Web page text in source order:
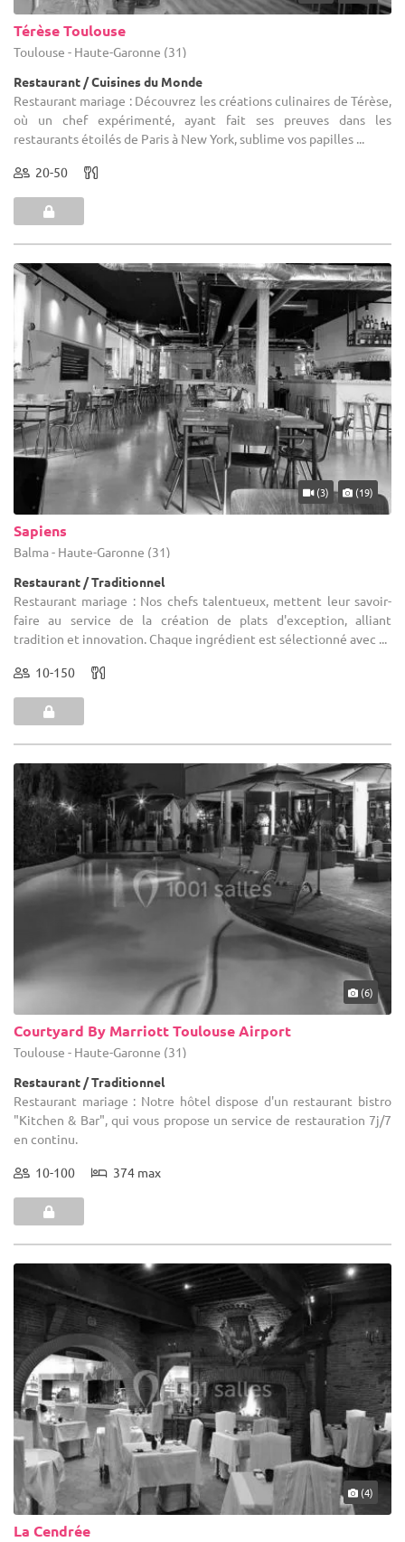
Térèse Toulouse
Toulouse - Haute-Garonne (31)
Restaurant / Cuisines du Monde
Restaurant mariage : Découvrez les créations culinaires de Térèse,
où un chef expérimenté, ayant fait ses preuves dans les
restaurants étoilés de Paris à New York, sublime vos papilles ...
20-50
(3) (19)
Sapiens
Balma - Haute-Garonne (31)
Restaurant / Traditionnel
Restaurant mariage : Nos chefs talentueux, mettent leur savoir-
faire au service de la création de plats d'exception, alliant
tradition et innovation. Chaque ingrédient est sélectionné avec ...
10-150
(6)
Courtyard By Marriott Toulouse Airport
Toulouse - Haute-Garonne (31)
Restaurant / Traditionnel
Restaurant mariage : Notre hôtel dispose d'un restaurant bistro
"Kitchen & Bar", qui vous propose un service de restauration 7j/7
en continu.
10-100 374 max
(4)
La Cendrée